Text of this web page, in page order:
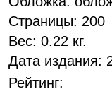
Страницы: 200
Вес: 0.22 кг.
Дата издания:
Рейтинг: